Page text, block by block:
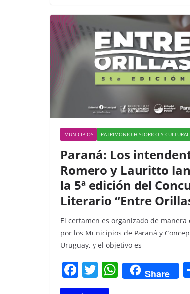
b
o
o
k
A
p
p
MUNICIPIOS PATRIMONIO HISTORICO Y CULTURAL
Paraná: Los
Romero y Lauritto
la 5ª edición del
Literario “Entre
El certamen es organizado de manera
por los Municipios de Paraná y
Uruguay, y el objetivo es
F
a
T
w
W
h
Share